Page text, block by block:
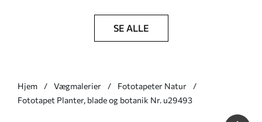
SE ALLE
Hjem Vægmalerier
Fototapeter Natur
Fototapet Planter, blade og botanik Nr. u29493